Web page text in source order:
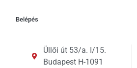
Belépés
Üllői út 53/a. I/15.
Budapest H-1091